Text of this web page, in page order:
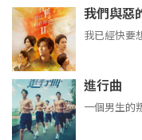
我們與惡
我已經快要
進行曲
一個男生的